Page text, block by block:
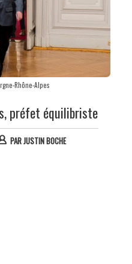
Rhône-Alpes
préfet équilibriste
PARJUSTIN BOCHE